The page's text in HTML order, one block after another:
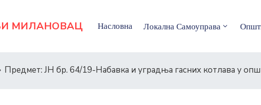
МИЛАНОВАЦ Насловна Локална Самоуправа
Предмет: ЈН бр. 64/19-Набавка и уградња гасних котлава у